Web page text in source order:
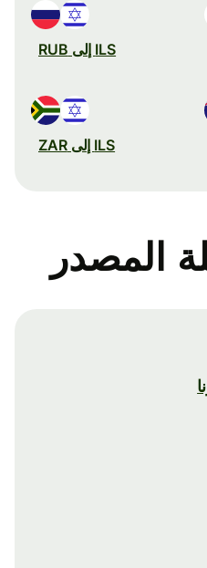
ILS إلى RUB
ILS إلى ZAR
المصدر